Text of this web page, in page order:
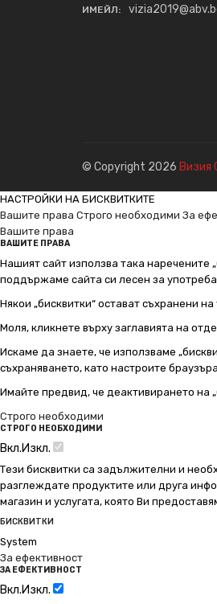
ИМЕЙЛ:
© Copyright 2026 Визия
НАСТРОЙКИ НА БИСКВИТКИТЕ
Вашите права Строго необходими За
Вашите права
ВАШИТЕ ПРАВА
Нашият сайт използва така наречените
поддържаме сайта си лесен за употреба.
Някои „бисквитки“ остават съхранени
Моля, кликнете върху заглавията на
Искаме да знаете, че използваме
съхраняването, като настроите
Имайте предвид, че деактивирането на
Строго необходими
СТРОГО НЕОБХОДИМИ
Вкл.Изкл.
Тези бисквитки са задължителни и
разглеждате продуктите или друга
магазин и услугата, която Ви
БИСКВИТКИ
System
За ефективност
ЗА ЕФЕКТИВНОСТ
Вкл.Изкл.